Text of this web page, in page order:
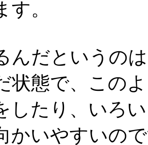
す。
んだというの
状態で、この
したり、いろ
かいやすいの